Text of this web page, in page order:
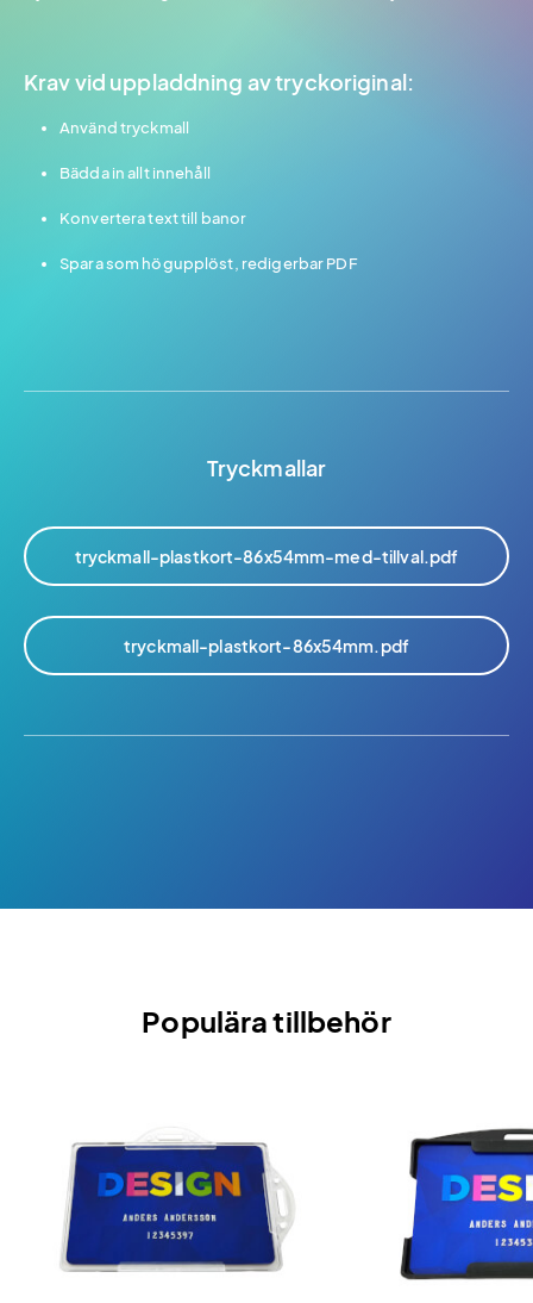
Krav vid uppladdning av tryckoriginal:
Använd tryckmall
Bädda in allt innehåll
Konvertera text till banor
Spara som högupplöst, redigerbar PDF
Tryckmallar
tryckmall-plastkort-86x54mm-med-tillval.pdf
tryckmall-plastkort-86x54mm.pdf
Populära tillbehör